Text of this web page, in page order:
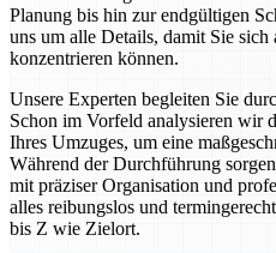
Planung bis hin zur endgültigen
uns um alle Details, damit Sie sich
konzentrieren können.
Unsere Experten begleiten Sie
Schon im Vorfeld analysieren wir
Ihres Umzuges, um eine
Während der Durchführung
mit präziser Organisation und
alles reibungslos und
bis Z wie Zielort.